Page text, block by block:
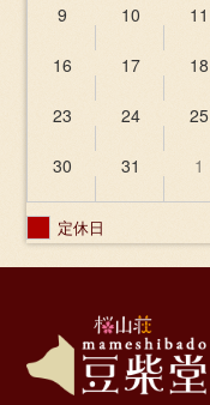
9 10 11
16 17 18
23 24 25
30 31 1
定休日